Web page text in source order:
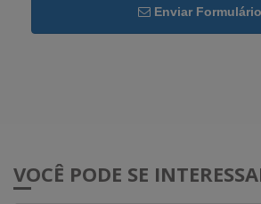
Enviar Formulário
VOCÊ PODE SE